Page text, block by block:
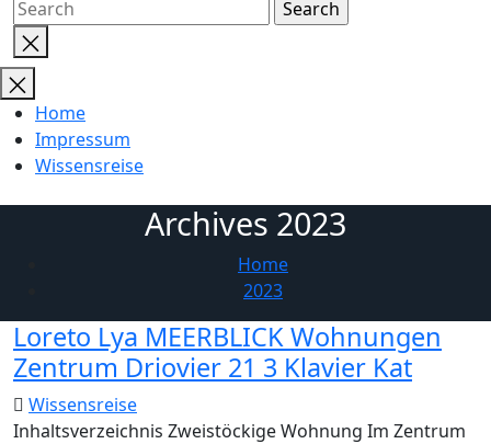
Close
search
Home
Impressum
Wissensreise
Archives 2023
Home
2023
Loreto Lya MEERBLICK Wohnungen
Zentrum Driovier 21 3 Klavier Kat
Wissensreise
Inhaltsverzeichnis Zweistöckige Wohnung Im Zentrum